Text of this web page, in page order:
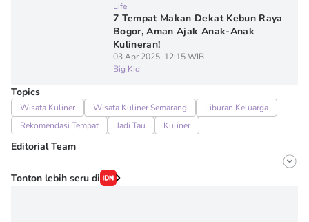
Life
7 Tempat Makan Dekat Kebun Raya
Bogor, Aman Ajak Anak-Anak
Kulineran!
03 Apr 2025, 12:15 WIB
Big Kid
Topics
Wisata Kuliner Wisata Kuliner Semarang
Liburan Keluarga
Rekomendasi Tempat
Jadi Tau Kuliner
Editorial Team
Editor
Tonton lebih seru di